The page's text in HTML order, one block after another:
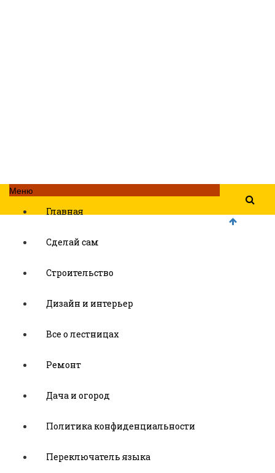
Меню
Главная
Сделай сам
Строительство
Дизайн и интерьер
Все о лестницах
Ремонт
Дача и огород
Политика конфиденциальности
Переключатель языка